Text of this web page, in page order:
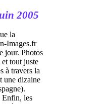
2005
la
Images.fr
jour. Photos
tout juste
à travers la
une dizaine
Enfin, les